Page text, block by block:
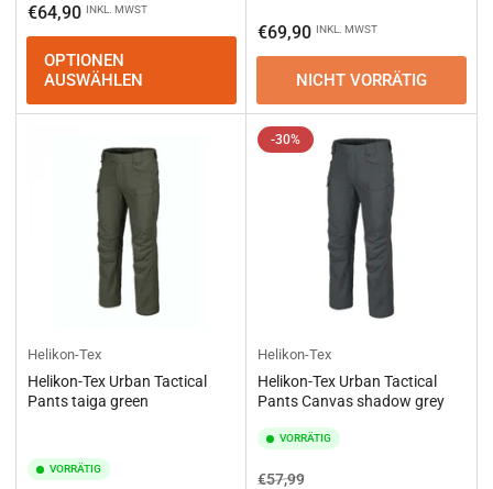
Normaler
Preis
€64,90 INKL. MWST
OPTIONEN
AUSWÄHLEN
Normaler
Preis
€69,90 INKL. MWST
NICHT VORRÄTIG
Helikon-Tex
Helikon-Tex Urban Tactical
Pants taiga green
VORRÄTIG
-30%
Helikon-Tex
Helikon-Tex Urban Tactical
Pants Canvas shadow grey
VORRÄTIG
Normaler
€57,99Ausverkaufspreis